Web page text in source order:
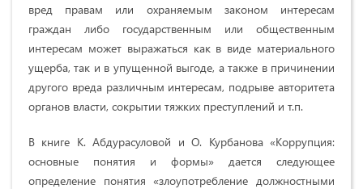
вред правам или охраняемым законом интересам
граждан либо государственным или общественным
интересам может выражаться как в виде материального
ущерба, так и в упущенной выгоде, а также в причинении
другого вреда различным интересам, подрыве авторитета
органов власти, сокрытии тяжких преступлений и т.п.
В книге К. Абдурасуловой и О. Курбанова «Коррупция:
основные понятия и формы» дается следующее
определение понятия «злоупотребление должностными